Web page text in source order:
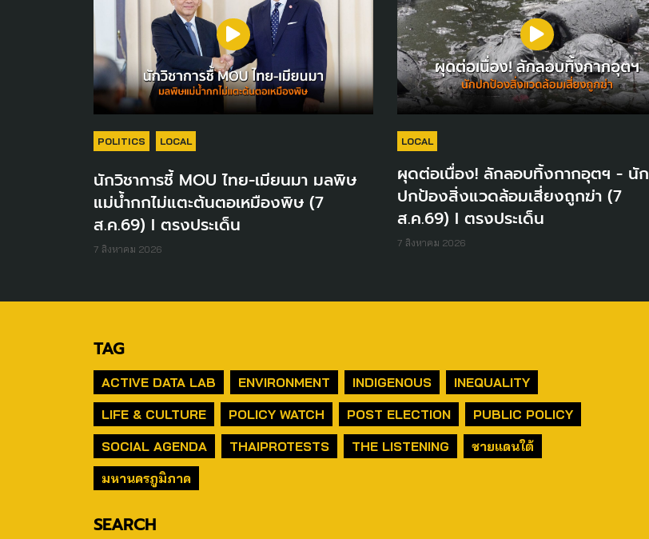
POLITICS LOCAL
นักวิชาการชี้ MOU ไทย-เมียนมา มลพิษ
แม่น้ำกกไม่แตะต้นตอเหมืองพิษ (7
ส.ค.69) I ตรงประเด็น
7 สิงหาคม 2026
LOCAL
ผุดต่อเนื่อง! ลักลอบทิ้งกากอุตฯ - นัก
ปกป้องสิ่งแวดล้อมเสี่ยงถูกฆ่า (7
ส.ค.69) I ตรงประเด็น
7 สิงหาคม 2026
TAG
ACTIVE DATA LAB ENVIRONMENT INDIGENOUS
INEQUALITY
LIFE & CULTURE
POLICY WATCH POST ELECTION
PUBLIC POLICY
SOCIAL AGENDA
THAIPROTESTS THE LISTENING
ชายแดนใต้
มหานครภูมิภาค
SEARCH